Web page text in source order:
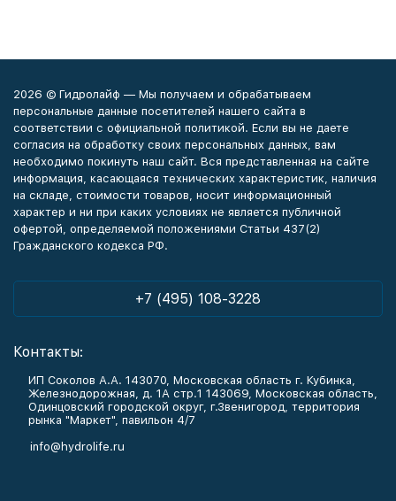
2026 © Гидролайф — Мы получаем и обрабатываем
персональные данные посетителей нашего сайта в
соответствии с официальной политикой. Если вы не даете
согласия на обработку своих персональных данных, вам
необходимо покинуть наш сайт. Вся представленная на сайте
информация, касающаяся технических характеристик, наличия
на складе, стоимости товаров, носит информационный
характер и ни при каких условиях не является публичной
офертой, определяемой положениями Статьи 437(2)
Гражданского кодекса РФ.
+7 (495) 108-3228
Контакты:
ИП Соколов А.А. 143070, Московская область г. Кубинка,
Железнодорожная, д. 1А стр.1 143069, Московская область,
Одинцовский городской округ, г.Звенигород, территория
рынка "Маркет", павильон 4/7
info@hydrolife.ru